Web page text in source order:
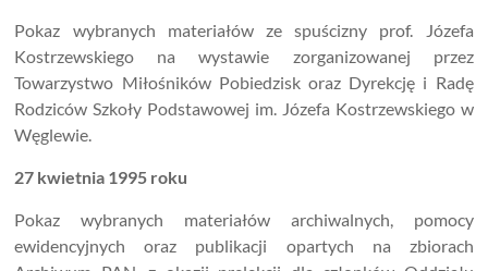
Pokaz wybranych materiałów ze spuścizny prof. Józefa
Kostrzewskiego na wystawie zorganizowanej przez
Towarzystwo Miłośników Pobiedzisk oraz Dyrekcję i Radę
Rodziców Szkoły Podstawowej im. Józefa Kostrzewskiego w
Węglewie.
27 kwietnia 1995 roku
Pokaz wybranych materiałów archiwalnych, pomocy
ewidencyjnych oraz publikacji opartych na zbiorach